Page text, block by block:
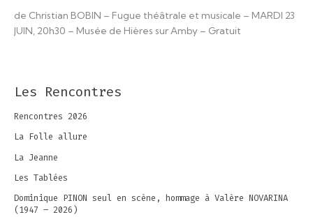
de Christian BOBIN – Fugue théâtrale et musicale – MARDI 23
JUIN, 20h30 – Musée de Hières sur Amby – Gratuit
Les Rencontres
Rencontres 2026
La Folle allure
La Jeanne
Les Tablées
Dominique PINON seul en scène, hommage à Valère NOVARINA
(1947 – 2026)